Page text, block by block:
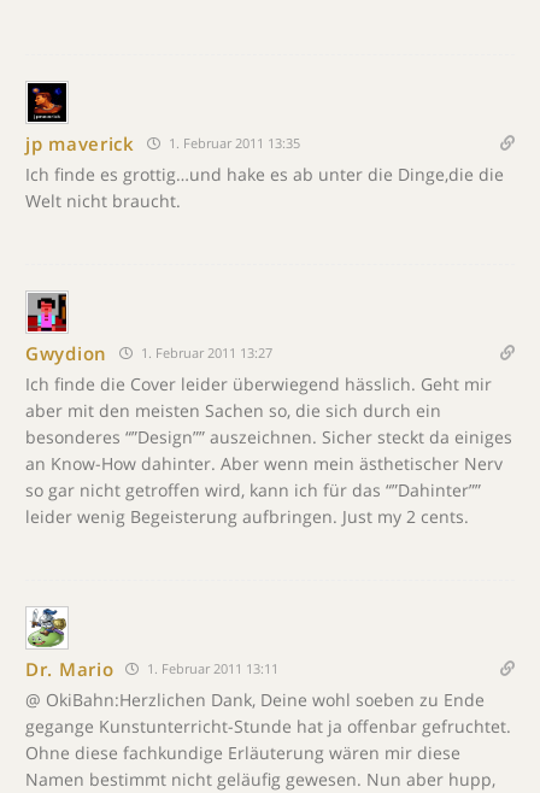
jp maverick 1. Februar 2011 13:35
Ich finde es grottig…und hake es ab unter die Dinge,die die
Welt nicht braucht.
Gwydion 1. Februar 2011 13:27
Ich finde die Cover leider überwiegend hässlich. Geht mir
aber mit den meisten Sachen so, die sich durch ein
besonderes “”Design”” auszeichnen. Sicher steckt da einiges
an Know-How dahinter. Aber wenn mein ästhetischer Nerv
so gar nicht getroffen wird, kann ich für das “”Dahinter””
leider wenig Begeisterung aufbringen. Just my 2 cents.
Dr. Mario 1. Februar 2011 13:11
@ OkiBahn:Herzlichen Dank, Deine wohl soeben zu Ende
gegange Kunstunterricht-Stunde hat ja offenbar gefruchtet.
Ohne diese fachkundige Erläuterung wären mir diese
Namen bestimmt nicht geläufig gewesen. Nun aber hupp,